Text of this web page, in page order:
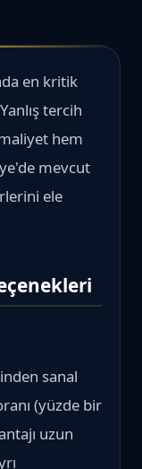
en kritik
tercih
hem
mevcut
ele
sanal
(yüzde bir
uzun